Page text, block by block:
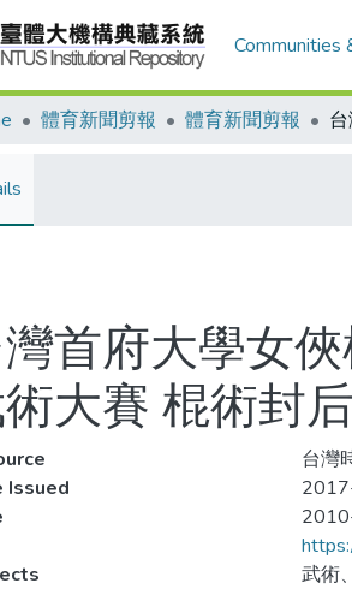
Communities
體育新聞剪報 體育新聞剪報
首府大學女
大賽 棍術封
台灣
Issued
武術